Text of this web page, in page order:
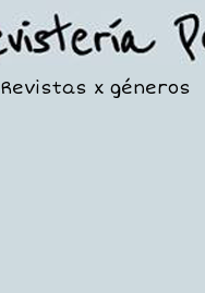
Revistas x géneros